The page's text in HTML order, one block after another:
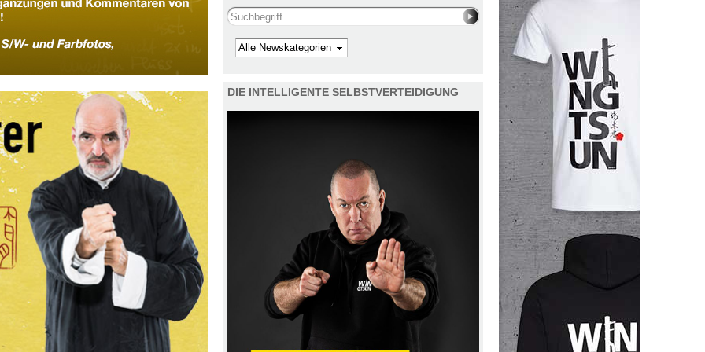
Search this site
Kategorie
DIE INTELLIGENTE SELBSTVERTEIDIGUNG